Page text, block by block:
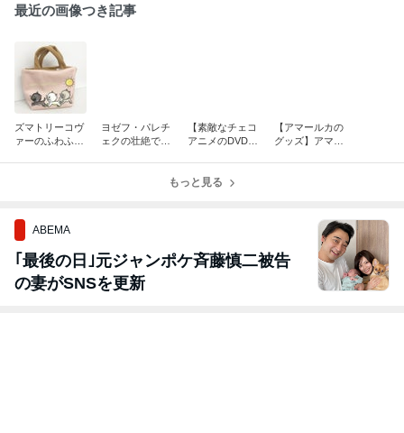
最近の画像つき記事
ズマトリーコヴ
ァーのふわふわ
ヨゼフ・パレチ
ェクの壮絶で美
【素敵なチェコ
アニメのDVD】
パレチェクのD
【アマールカの
グッズ】アマー
もっと見る
ABEMA
｢最後の日｣元ジャンポケ斉藤慎二被告
の妻がSNSを更新